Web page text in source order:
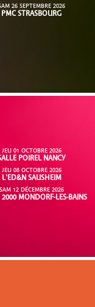
26 SEPTEMBRE 2026
PMC STRASBOURG
JEU 01 OCTOBRE 2026
POIREL NANCY
JEU 08 OCTOBRE 2026
L'ED&N SAUSHEIM
SAM 12 DÉCEMBRE 2026
2000 MONDORF-LES-BAINS